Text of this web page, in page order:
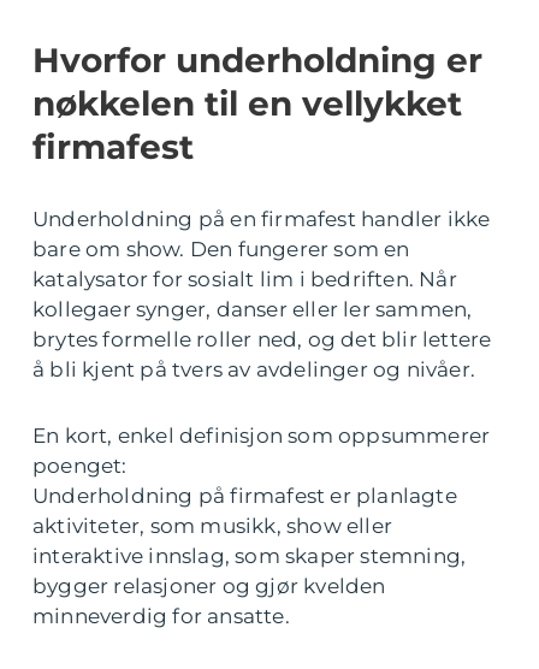
Hvorfor underholdning er
nøkkelen til en vellykket
firmafest
Underholdning på en firmafest handler ikke
bare om show. Den fungerer som en
katalysator for sosialt lim i bedriften. Når
kollegaer synger, danser eller ler sammen,
brytes formelle roller ned, og det blir lettere
å bli kjent på tvers av avdelinger og nivåer.
En kort, enkel definisjon som oppsummerer
poenget:
Underholdning på firmafest er planlagte
aktiviteter, som musikk, show eller
interaktive innslag, som skaper stemning,
bygger relasjoner og gjør kvelden
minneverdig for ansatte.